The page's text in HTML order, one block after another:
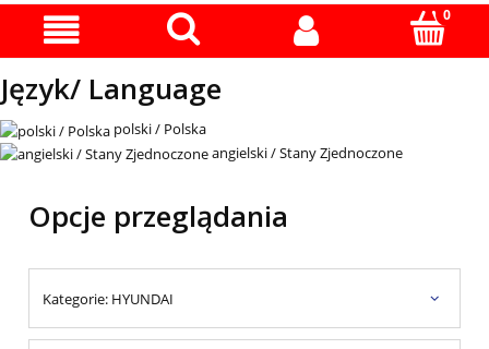
Język/ Language
polski / Polska
angielski / Stany Zjednoczone
Opcje przeglądania
Kategorie: HYUNDAI